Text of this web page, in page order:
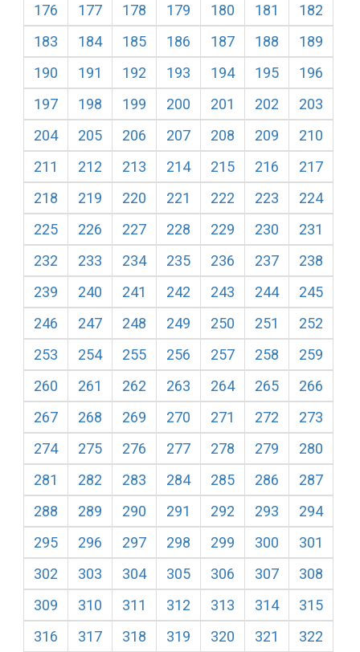
176
177 178 179 180 181
182
183
184 185 186 187 188
189
190
191 192 193 194 195
196
197
198 199 200 201 202
203
204
205 206 207 208 209
210
211
212 213 214 215 216
217
218
219 220 221 222 223
224
225
226 227 228 229 230
231
232
233 234 235 236 237
238
239
240 241 242 243 244
245
246
247 248 249 250 251
252
253
254 255 256 257 258
259
260
261 262 263 264 265
266
267
268 269 270 271 272
273
274
275 276 277 278 279
280
281
282 283 284 285 286
287
288
289 290 291 292 293
294
295
296 297 298 299 300
301
302
303 304 305 306 307
308
309
310 311 312 313 314
315
316
317 318 319 320 321
322